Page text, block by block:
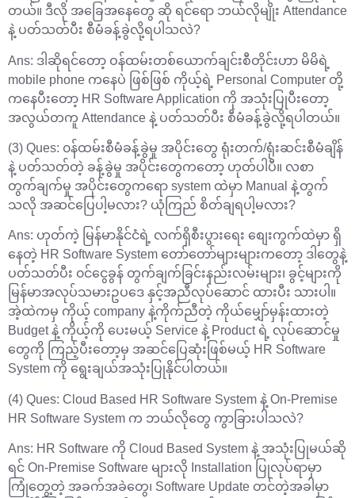
တယ်။ ဒီလို အခြေအနေတွေ ဆို ရင်ရော ဘယ်လိုမျိုး Attendance
နဲ့ ပတ်သတ်ပီး စီမံခန့်ခွဲလို့ရပါသလဲ?
Ans: ဒါဆိုရင်တော့ ဝန်ထမ်းတစ်ယောက်ချင်းစီတိုင်းဟာ မိမိရဲ့
mobile phone ကနေပဲ ဖြစ်ဖြစ် ကိုယ့်ရဲ့ Personal Computer တို့
ကနေပီးတော့ HR Software Application ကို အသုံးပြုပီးတော့
အလွယ်တကူ Attendance နဲ့ ပတ်သတ်ပီး စီမံခန့်ခွဲလို့ရပါတယ်။
(3) Ques: ၀န်ထမ်းစီမံခန့်ခွဲမှု အပိုင်းတွေ ရုံးတက်/ရုံးဆင်းစီမံချိန်
နဲ့ ပတ်သတ်တဲ့ ခန့်ခွဲမှု အပိုင်းတွေကတော့ ဟုတ်ပါပီ။ လစာ
တွက်ချက်မှု အပိုင်းတွေကရော system ထဲမှာ Manual နဲ့တွက်
သလို အဆင်ပြေပါ့မလား? ယုံကြည် စိတ်ချရပါ့မလား?
Ans: ဟုတ်ကဲ့ မြန်မာနိုင်ငံရဲ့ လက်ရှိစီးပွားရေး စျေးကွက်ထဲမှာ ရှိ
နေတဲ့ HR Software System တော်တော်များများကတော့ ဒါတွေနဲ့
ပတ်သတ်ပီး ၀င်ငွေခွန် တွက်ချက်ခြင်းနည်းလမ်းများ၊ ခွင့်များကို
မြန်မာအလုပ်သမားဥပဒေ နှင့်အညီလုပ်ဆောင် ထားပီး သားပါ။
အဲ့ထဲကမှ ကိုယ့် company နဲ့ကိုက်ညီတဲ့ ကိုယ်မျှော်မှန်းထားတဲ့
Budget နဲ့ ကိုယ့်ကို ပေးမယ့် Service နဲ့ Product ရဲ့ လုပ်ဆောင်မှု
တွေကို ကြည့်ပီးတော့မှ အဆင်ပြေဆုံးဖြစ်မယ့် HR Software
System ကို ရွေးချယ်အသုံးပြုနိုင်ပါတယ်။
(4) Ques: Cloud Based HR Software System နဲ့ On-Premise
HR Software System က ဘယ်လိုတွေ ကွာခြားပါသလဲ?
Ans: HR Software ကို Cloud Based System နဲ့ အသုံးပြုမယ်ဆို
ရင် On-Premise Software များလို Installation ပြုလုပ်ရာမှာ
ကြုံတွေ့တဲ့ အခက်အခဲတွေ၊ Software Update တင်တဲ့အခါမှာ